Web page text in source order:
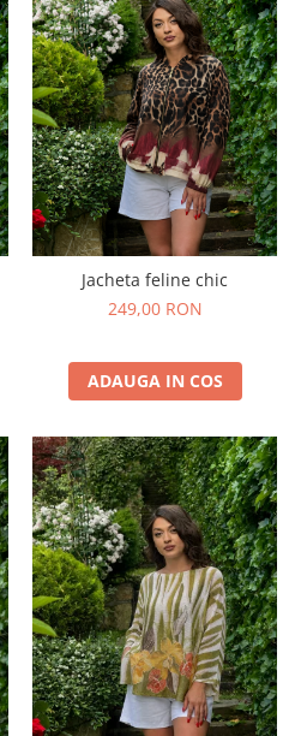
Jacheta feline chic
249,00 RON
ADAUGA IN COS